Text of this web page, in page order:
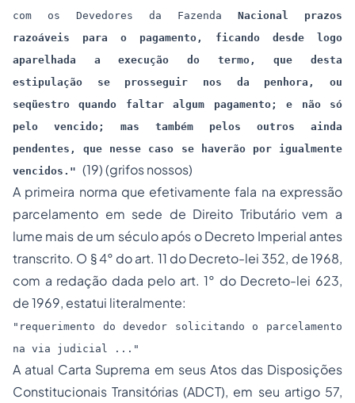
com os Devedores da Fazenda Nacional prazos
razoáveis para o pagamento, ficando desde logo
aparelhada a execução do termo, que desta
estipulação se prosseguir nos da penhora, ou
seqüestro quando faltar algum pagamento; e não só
pelo vencido; mas também pelos outros ainda
pendentes, que nesse caso se haverão por igualmente
vencidos." (19)(grifos nossos)
A primeira norma que efetivamente fala na expressão
parcelamento em sede de Direito Tributário vem a
lume mais de um século após o Decreto Imperial antes
transcrito. O § 4° do art. 11 do Decreto-lei 352, de 1968,
com a redação dada pelo art. 1° do Decreto-lei 623,
de 1969, estatui literalmente:
"requerimento do devedor solicitando o parcelamento
na via judicial ..."
A atual Carta Suprema em seus Atos das Disposições
Constitucionais Transitórias (ADCT), em seu artigo 57,